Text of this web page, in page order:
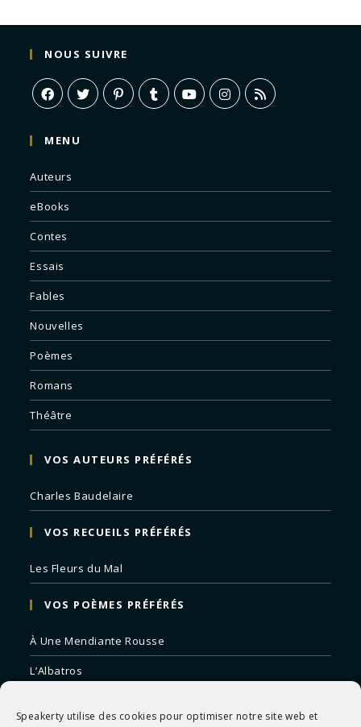
Speakerty utilise des cookies pour optimiser notre site web et
NOUS SUIVRE
MENU
Auteurs
eBooks
Contes
Essais
Fables
Nouvelles
Poèmes
Romans
Théâtre
VOS AUTEURS PRÉFÉRÉS
Charles Baudelaire
VOS RECUEILS PRÉFÉRÉS
Les Fleurs du Mal
VOS POÈMES PRÉFÉRÉS
À Une Mendiante Rousse
L’Albatros